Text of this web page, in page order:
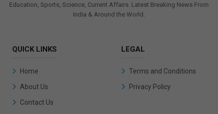
Education, Sports, Science, Current Affairs. Latest Breaking News From
India & Around the World.
QUICK LINKS
Home
About Us
Contact Us
LEGAL
Terms and Conditions
Privacy Policy